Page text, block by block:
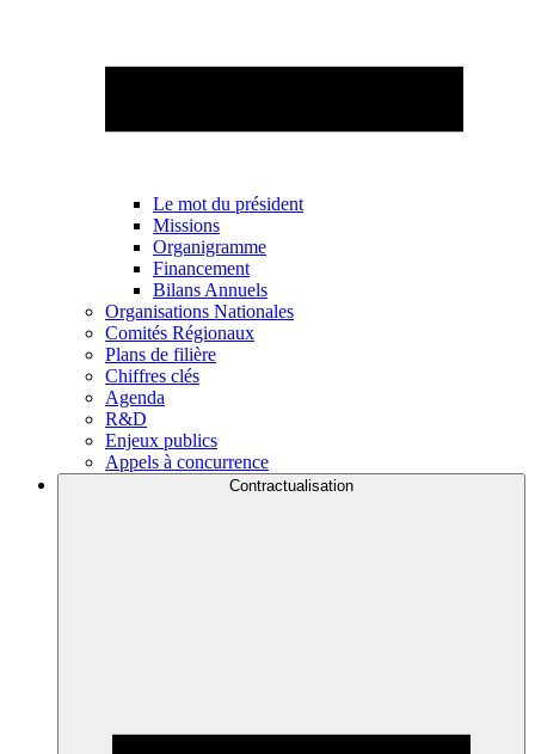
Le mot du président
Missions
Organigramme
Financement
Bilans Annuels
Organisations Nationales
Comités Régionaux
Plans de filière
Chiffres clés
Agenda
R&D
Enjeux publics
Appels à concurrence
Contractualisation